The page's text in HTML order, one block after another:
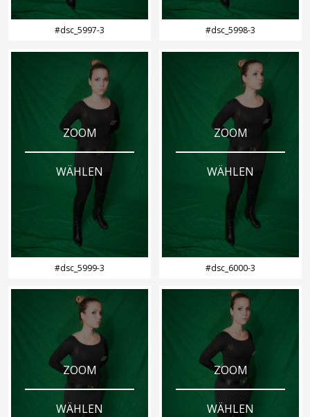
#dsc_5997-3 #dsc_5998-3
ZOOM
WÄHLEN
#dsc_5999-3
ZOOM
WÄHLEN
#dsc_6000-3
ZOOM
WÄHLEN
ZOOM
WÄHLEN